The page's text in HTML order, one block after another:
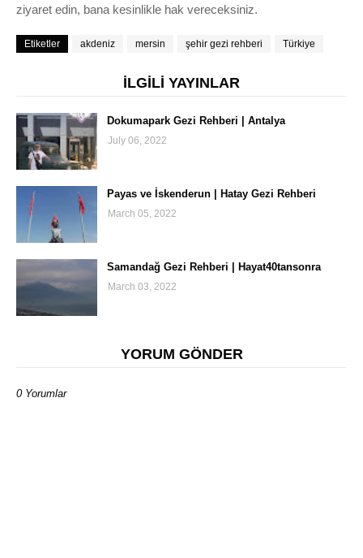
ziyaret edin, bana kesinlikle hak vereceksiniz.
Etiketler akdeniz mersin şehir gezi rehberi Türkiye
İLGİLİ YAYINLAR
Dokumapark Gezi Rehberi | Antalya
July 06, 2022
Payas ve İskenderun | Hatay Gezi Rehberi
March 05, 2022
Samandağ Gezi Rehberi | Hayat40tansonra
March 03, 2022
YORUM GÖNDER
0 Yorumlar